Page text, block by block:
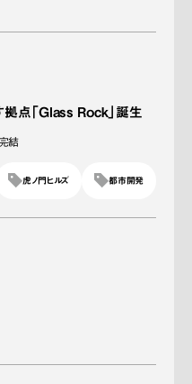
拠点「Glass Rock」誕生
結
都市開発
虎ノ門ヒルズ